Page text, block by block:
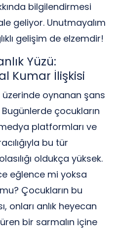
bilgilendirmesi
geliyor. Unutmayalım
gelişim de elzemdir!
Yüzü:
Kumar İlişkisi
oynanan şans
çocukların
platformları ve
bu tür
oldukça yüksek.
eğlence mi yoksa
Çocukların bu
onları anlık heyecan
bir sarmalın içine